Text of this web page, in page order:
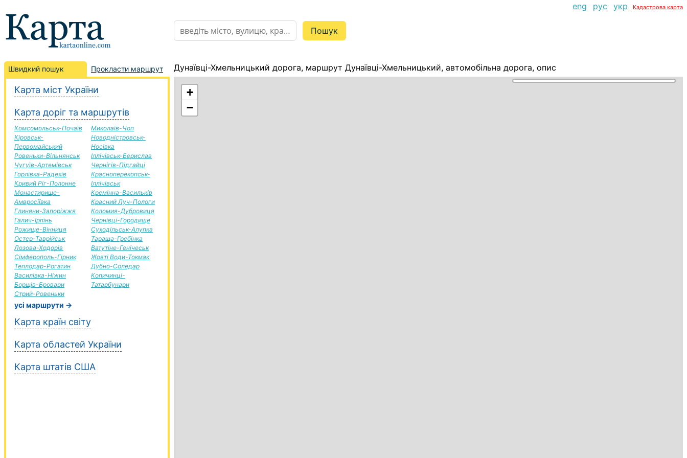
eng рус укр Кадастрова карта
Швидкий пошук Прокласти маршрут
Карта міст України
Карта доріг та маршрутів
Комсомольськ-Почаїв
Кіровськ-
Первомайський
Ровеньки-Вільнянськ
Чугуїв-Артемівськ
Горлівка-Радехів
Кривий Ріг-Полонне
Монастирище-
Амвросіївка
Глиняни-Запоріжжя
Галич-Ірпінь
Рожище-Вінниця
Остер-Таврійськ
Лозова-Ходорів
Сімферополь-Гірник
Теплодар-Рогатин
Василівка-Ніжин
Борщів-Бровари
Стрий-Ровеньки
Миколаїв-Чоп
Новодністровськ-
Носівка
Іллічівськ-Берислав
Чернігів-Підгайці
Красноперекопськ-
Іллічівськ
Кремінна-Васильків
Красний Луч-Пологи
Коломия-Дубровиця
Чернівці-Городище
Суходільськ-Алупка
Тараща-Гребінка
Ватутіне-Генічеськ
Жовті Води-Токмак
Дубно-Соледар
Копичинці-
Татарбунари
усі маршрути →
Карта країн світу
Карта областей України
Карта штатів США
Дунаївці-Хмельницький дорога, маршрут Дунаївці-Хмельницький, автомобільна дорога, опис
+
−